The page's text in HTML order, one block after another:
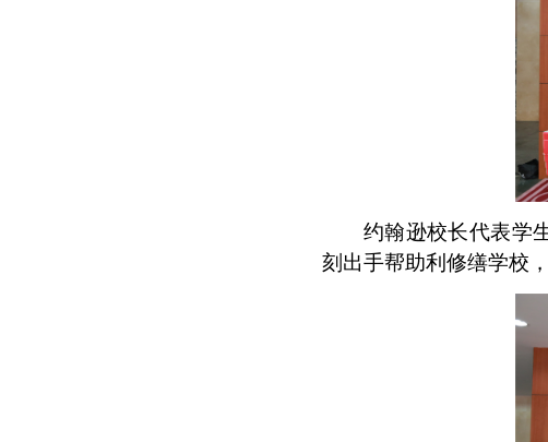
约翰逊校长代表学
刻出手帮助利修缮学校